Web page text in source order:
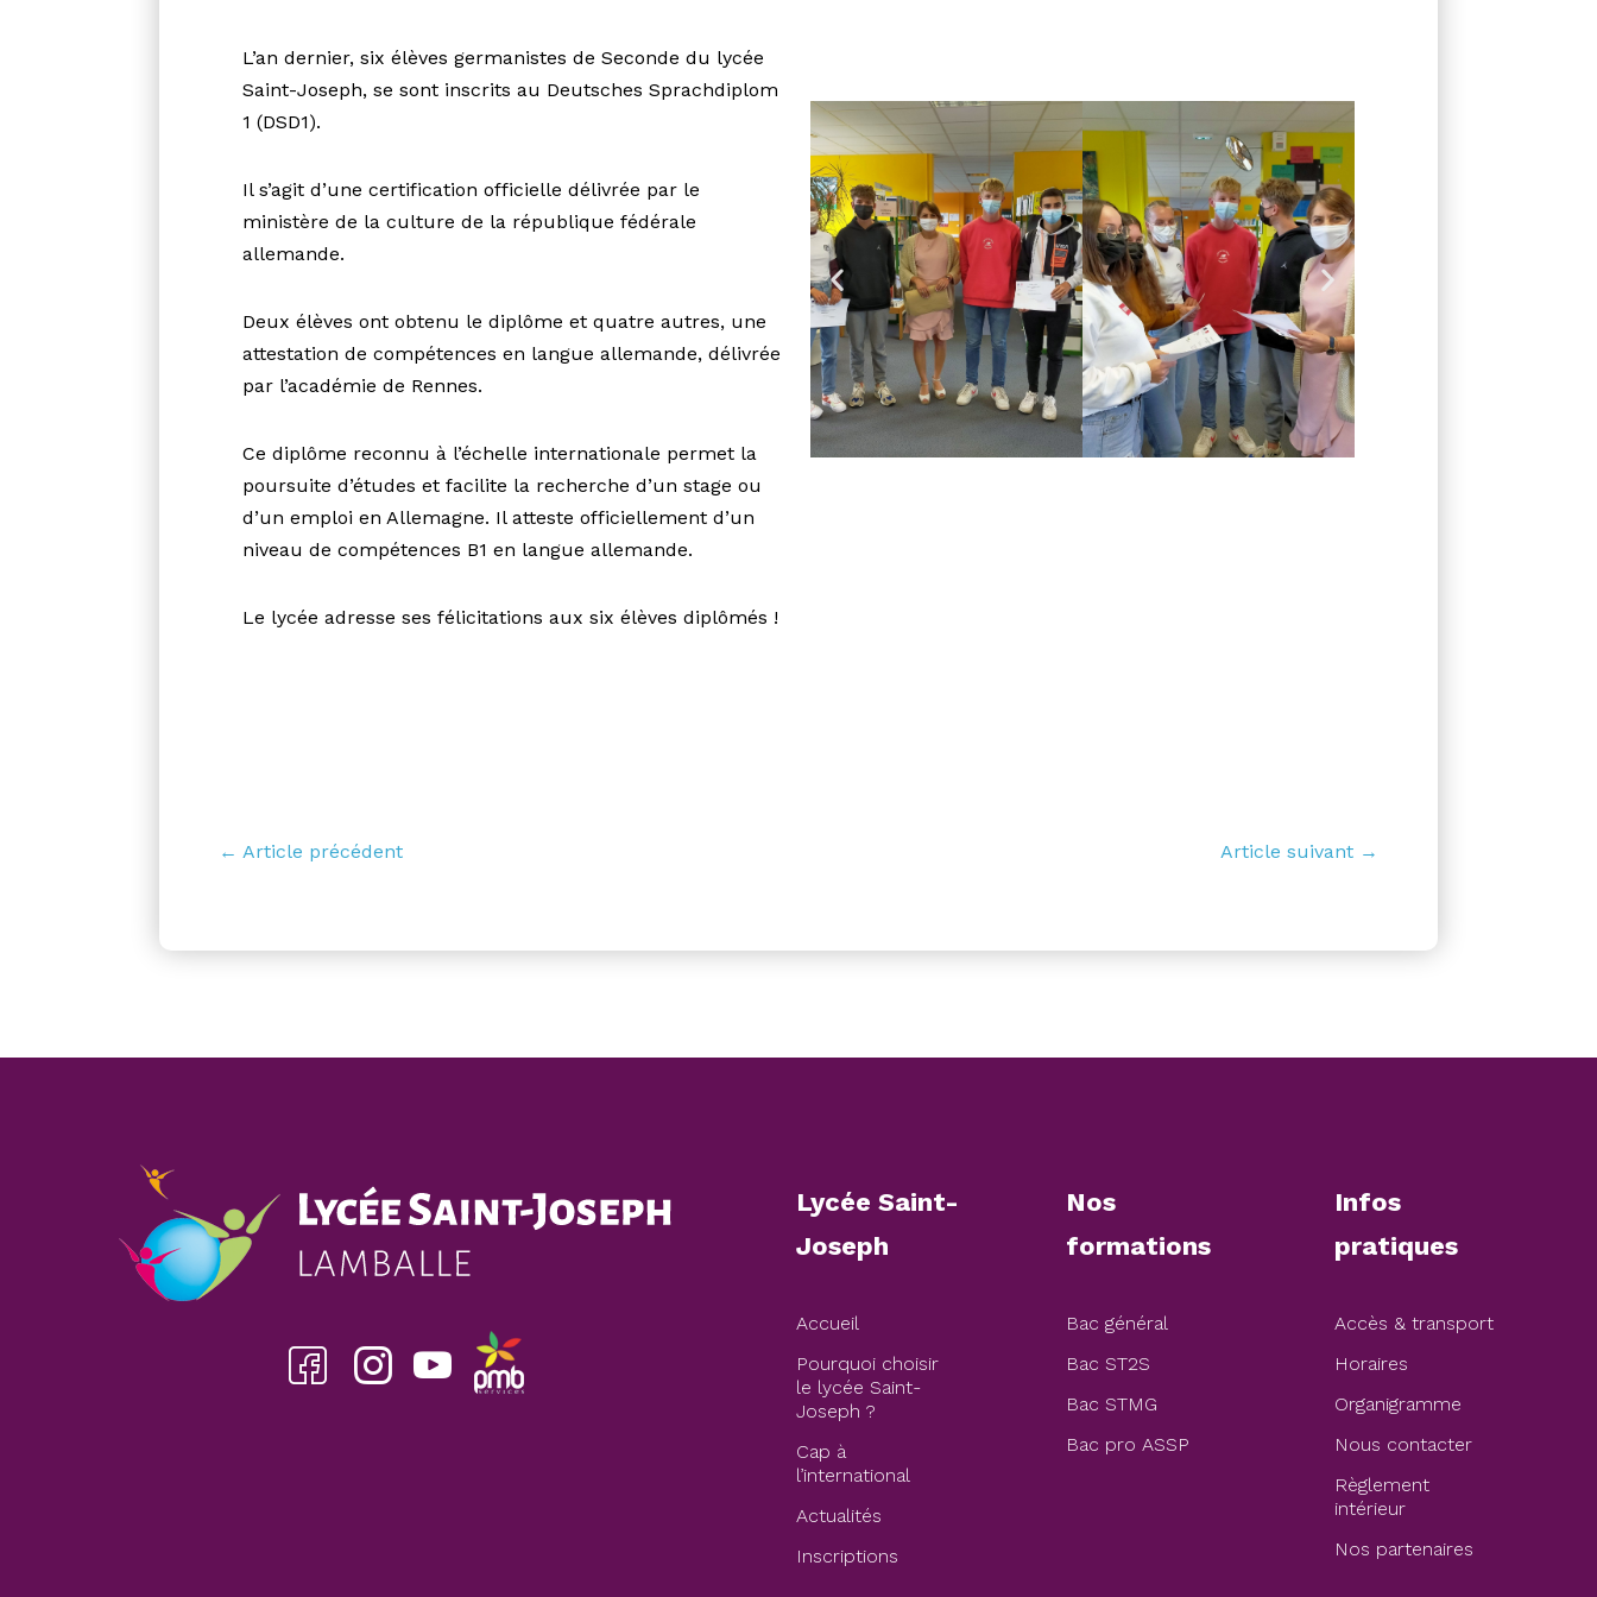
L’an dernier, six élèves germanistes de Seconde du lycée
Saint-Joseph, se sont inscrits au Deutsches Sprachdiplom
1 (DSD1).
Il s’agit d’une certification officielle délivrée par le
ministère de la culture de la république fédérale
allemande.
Deux élèves ont obtenu le diplôme et quatre autres, une
attestation de compétences en langue allemande, délivrée
par l’académie de Rennes.
Ce diplôme reconnu à l’échelle internationale permet la
poursuite d’études et facilite la recherche d’un stage ou
d’un emploi en Allemagne. Il atteste officiellement d’un
niveau de compétences B1 en langue allemande.
Le lycée adresse ses félicitations aux six élèves diplômés !
← Article précédent Article suivant →
Facebook insta youtube pmb
Lycée Saint-
Joseph
Accueil
Pourquoi choisir
le lycée Saint-
Joseph ?
Cap à
l’international
Actualités
Inscriptions
Nos
formations
Bac général
Bac ST2S
Bac STMG
Bac pro ASSP
Infos
pratiques
Accès & transport
Horaires
Organigramme
Nous contacter
Règlement
intérieur
Nos partenaires